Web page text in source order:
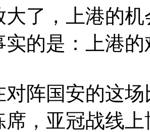
大了，上港的
实的是：上港
国安的这场
席，亚冠战线